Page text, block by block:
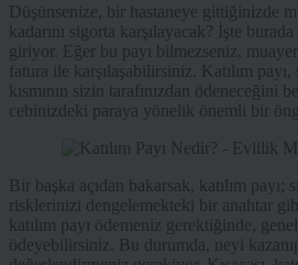
Düşünsenize, bir hastaneye gittiğinizde
kadarını sigorta karşılayacak? İşte
giriyor. Eğer bu payı bilmezseniz,
fatura ile karşılaşabilirsiniz. Katılım
kısmının sizin tarafınızdan ödeneceğini
cebinizdeki paraya yönelik önemli bir
Bir başka açıdan bakarsak, katılım payı;
risklerinizi dengelemekteki bir anahtar
katılım payı ödemeniz gerektiğinde,
ödeyebilirsiniz. Bu durumda, neyi